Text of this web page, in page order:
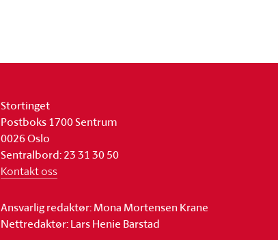
Stortinget
Postboks 1700 Sentrum
0026 Oslo
Sentralbord: 23 31 30 50
Kontakt oss
Ansvarlig redaktør: Mona Mortensen Krane
Nettredaktør: Lars Henie Barstad